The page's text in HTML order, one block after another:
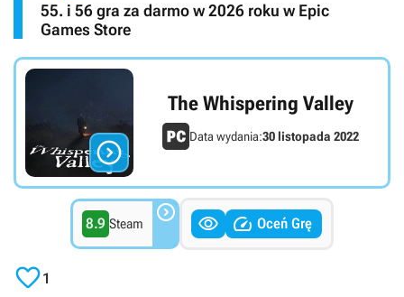
55. i 56 gra za darmo w 2026 roku w Epic
Games Store

The Whispering Valley
Data wydania:30 listopada 2022
8.9 Steam    Oceń Grę
1